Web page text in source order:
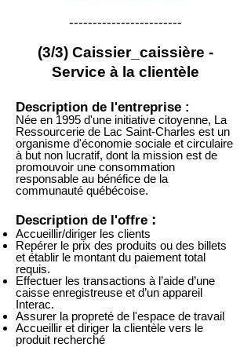
------------------------
(3/3) Caissier_caissière -
Service à la clientèle
Description de l'entreprise :
Née en 1995 d'une initiative citoyenne, La
Ressourcerie de Lac Saint-Charles est un
organisme d'économie sociale et circulaire
à but non lucratif, dont la mission est de
promouvoir une consommation
responsable au bénéfice de la
communauté québécoise.
Description de l'offre :
Accueillir/diriger les clients
Repérer le prix des produits ou des billets
et établir le montant du paiement total
requis.
Effectuer les transactions à l’aide d’une
caisse enregistreuse et d’un appareil
Interac.
Assurer la propreté de l'espace de travail
Accueillir et diriger la clientèle vers le
produit recherché